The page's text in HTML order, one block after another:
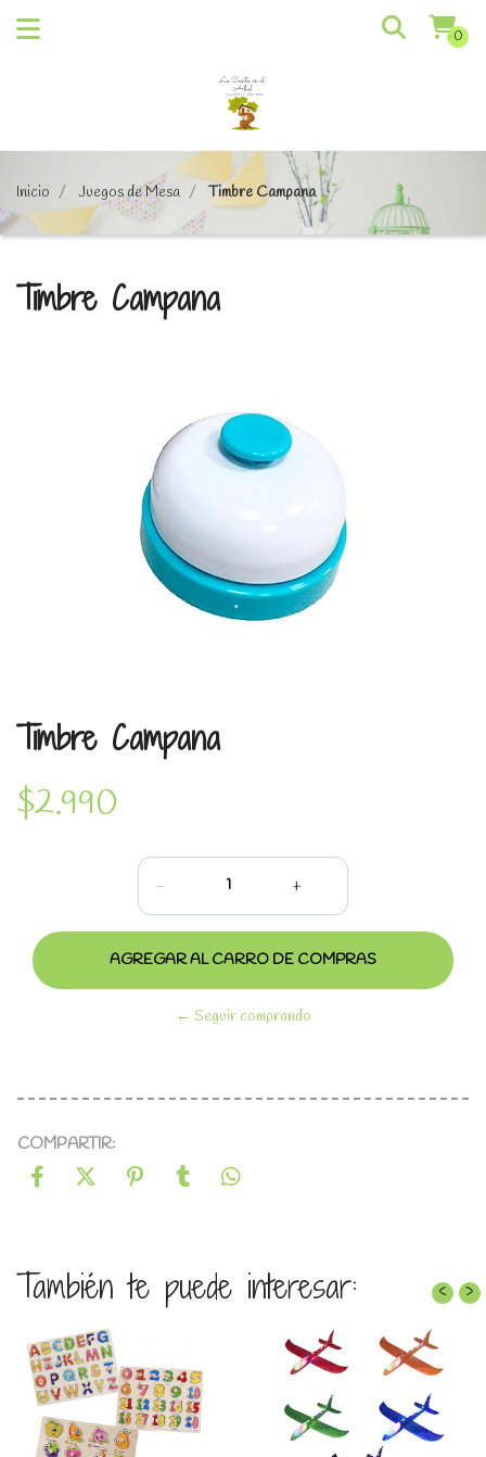
0
Inicio Juegos de Mesa Timbre Campana
Timbre Campana
Timbre Campana
$2.990
- +
← Seguir comprando
COMPARTIR:
También te puede interesar: ‹ ›